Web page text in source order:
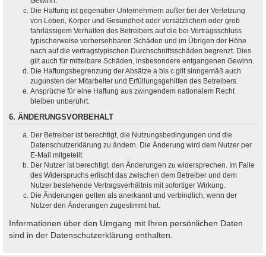
Die Haftung ist gegenüber Unternehmern außer bei der Verletzung
von Leben, Körper und Gesundheit oder vorsätzlichem oder grob
fahrlässigem Verhalten des Betreibers auf die bei Vertragsschluss
typischerweise vorhersehbaren Schäden und im Übrigen der Höhe
nach auf die vertragstypischen Durchschnittsschäden begrenzt. Dies
gilt auch für mittelbare Schäden, insbesondere entgangenen Gewinn.
Die Haftungsbegrenzung der Absätze a bis c gilt sinngemäß auch
zugunsten der Mitarbeiter und Erfüllungsgehilfen des Betreibers.
Ansprüche für eine Haftung aus zwingendem nationalem Recht
bleiben unberührt.
6. ÄNDERUNGSVORBEHALT
Der Betreiber ist berechtigt, die Nutzungsbedingungen und die
Datenschutzerklärung zu ändern. Die Änderung wird dem Nutzer per
E-Mail mitgeteilt.
Der Nutzer ist berechtigt, den Änderungen zu widersprechen. Im Falle
des Widerspruchs erlischt das zwischen dem Betreiber und dem
Nutzer bestehende Vertragsverhältnis mit sofortiger Wirkung.
Die Änderungen gelten als anerkannt und verbindlich, wenn der
Nutzer den Änderungen zugestimmt hat.
Informationen über den Umgang mit Ihren persönlichen Daten
sind in der Datenschutzerklärung enthalten.